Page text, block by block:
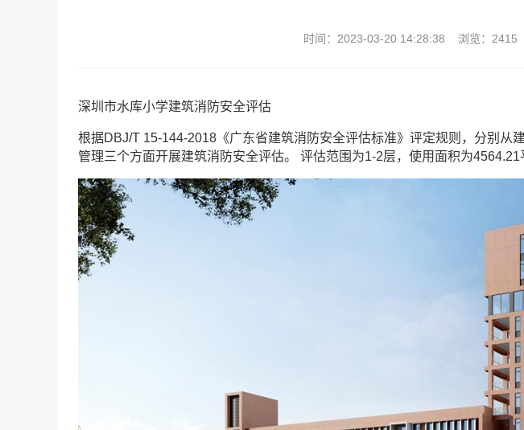
时间：2023-03-20 14:28:38 浏览：2415
深圳市水库小学建筑消防安全评估
根据DBJ/T 15-144-2018《广东省建筑消防安全评估标准》评定规则，分别从
管理三个方面开展建筑消防安全评估。 评估范围为1-2层，使用面积为4564.21